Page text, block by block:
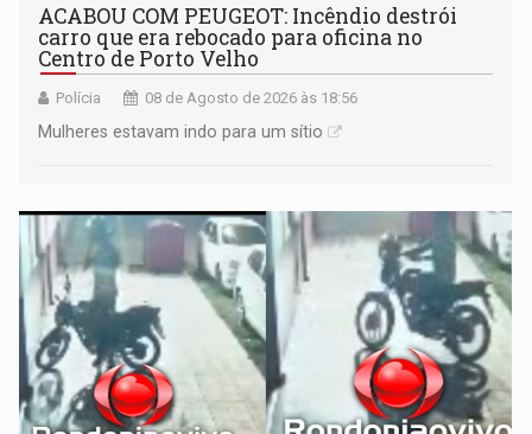
ACABOU COM PEUGEOT: Incêndio destrói
carro que era rebocado para oficina no
Centro de Porto Velho
Polícia 08 de Agosto de 2026 às 18:56
Mulheres estavam indo para um sítio